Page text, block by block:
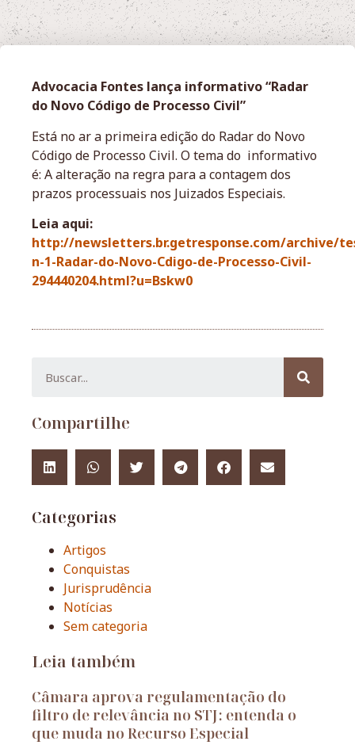
Advocacia Fontes lança informativo “Radar
do Novo Código de Processo Civil”
Está no ar a primeira edição do Radar do Novo
Código de Processo Civil. O tema do informativo
é: A alteração na regra para a contagem dos
prazos processuais nos Juizados Especiais.
Leia aqui:
http://newsletters.br.getresponse.com/archive/
n-1-Radar-do-Novo-Cdigo-de-Processo-Civil-
294440204.html?u=Bskw0
Compartilhe
Categorias
Artigos
Conquistas
Jurisprudência
Notícias
Sem categoria
Leia também
Câmara aprova regulamentação do
filtro de relevância no STJ: entenda o
que muda no Recurso Especial